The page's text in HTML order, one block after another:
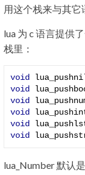
用这个栈来与其它
lua 为 c 语言提供
栈里：
void
void
void
void
void
void
lua_Number 默认